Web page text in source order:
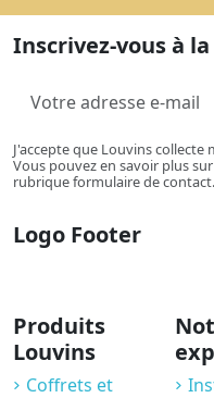
Inscrivez-vous à
J'accepte que Louvins
Vous pouvez en savoir plus
rubrique formulaire de contact.
Logo Footer
Produits
Louvins
Coffrets et